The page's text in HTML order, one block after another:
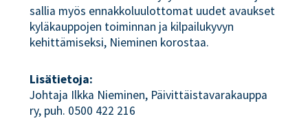
sallia myös ennakkoluulottomat uudet avaukset
kyläkauppojen toiminnan ja kilpailukyvyn
kehittämiseksi, Nieminen korostaa.
Lisätietoja:
Johtaja Ilkka Nieminen, Päivittäistavarakauppa
ry, puh. 0500 422 216